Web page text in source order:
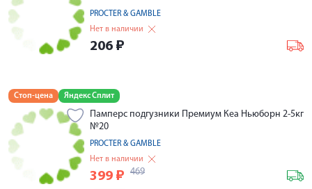
PROCTER & GAMBLE
Нет в наличии
206 ₽
Стоп-цена Яндекс Сплит
Памперс подгузники Премиум Кеа Ньюборн 2-5кг
№20
PROCTER & GAMBLE
Нет в наличии
399 ₽ 469